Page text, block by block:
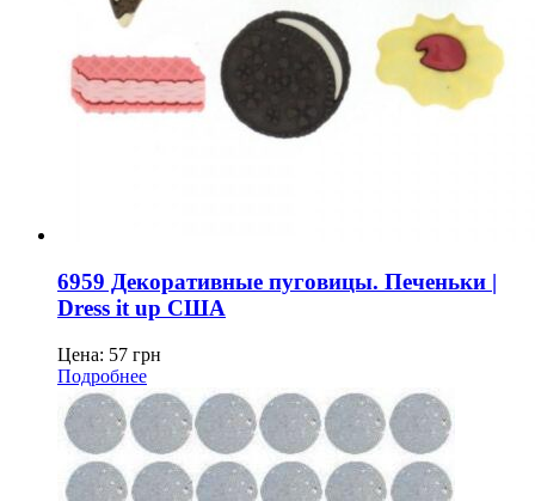
6959 Декоративные пуговицы. Печеньки |
Dress it up США
Цена: 57 грн
Подробнее